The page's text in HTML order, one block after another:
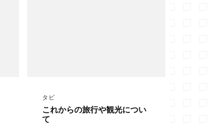
タビ
これからの旅行や観光につい
て